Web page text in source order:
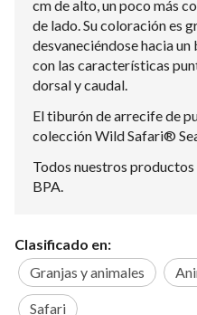
cm de alto, un poco más
de lado. Su coloración es
desvaneciéndose hacia
con las características
dorsal y caudal.
El tiburón de arrecife de
colección Wild Safari®
Todos nuestros
BPA.
Clasificado en:
Granjas y animales
Safari